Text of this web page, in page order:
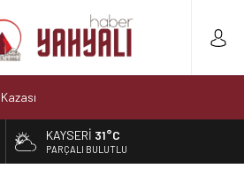
Zam
ile Develigücü Arasında
KAYSERI 31°C
PARÇALI BULUTLU